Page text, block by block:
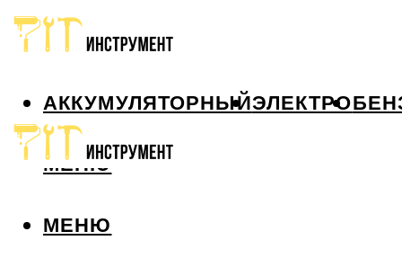
АККУМУЛЯТОРНЫЙЭЛЕКТРО
МЕНЮ
МЕНЮ